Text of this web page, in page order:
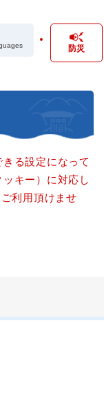
防災
る設定になって
キー）に対応し
利用頂けませ